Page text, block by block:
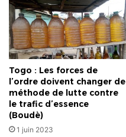
Togo : Les forces de
l’ordre doivent changer de
méthode de lutte contre
le trafic d’essence
(Boudè)
1 juin 2023